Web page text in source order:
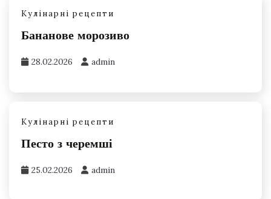
Кулінарні рецепти
Бананове морозиво
28.02.2026 admin
Кулінарні рецепти
Песто з черемші
25.02.2026 admin